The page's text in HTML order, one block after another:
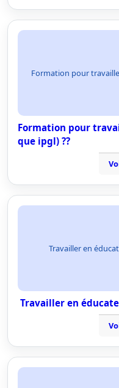
Formation pour
Formation pour
que ipgl) ??
Travailler en
Travailler en